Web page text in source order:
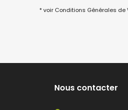
* voir Conditions Générales de
Nous contacter